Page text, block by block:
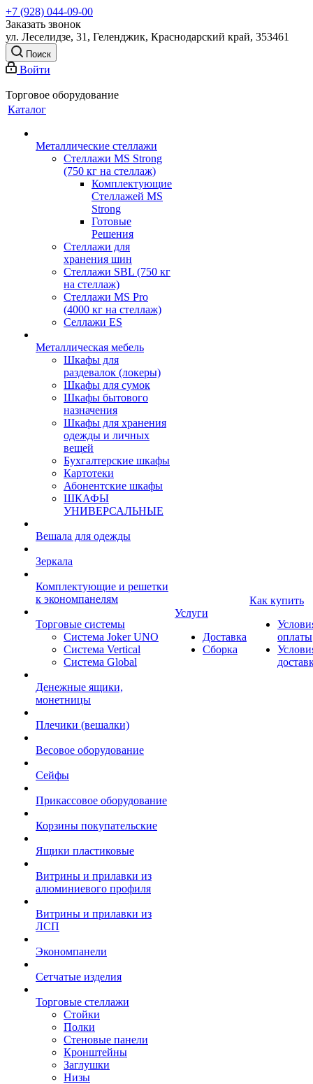
+7 (928) 044-09-00
Заказать звонок
ул. Леселидзе, 31, Геленджик, Краснодарский край, 353461
Поиск
Войти
Торговое оборудование
Каталог
Металлические стеллажи
Стеллажи MS Strong
(750 кг на стеллаж)
Комплектующие
Стеллажей MS
Strong
Готовые
Решения
Стеллажи для
хранения шин
Стеллажи SBL (750 кг
на стеллаж)
Стеллажи MS Pro
(4000 кг на стеллаж)
Селлажи ES
Металлическая мебель
Шкафы для
раздевалок (локеры)
Шкафы для сумок
Шкафы бытового
назначения
Шкафы для хранения
одежды и личных
вещей
Бухгалтерские шкафы
Картотеки
Абонентские шкафы
ШКАФЫ
УНИВЕРСАЛЬНЫЕ
Вешала для одежды
Зеркала
Комплектующие и решетки
к экономпанелям
Торговые системы
Система Joker UNO
Система Vertical
Система Global
Денежные ящики,
монетницы
Плечики (вешалки)
Весовое оборудование
Сейфы
Прикассовое оборудование
Корзины покупательские
Ящики пластиковые
Витрины и прилавки из
алюминиевого профиля
Витрины и прилавки из
ЛСП
Экономпанели
Сетчатые изделия
Торговые стеллажи
Стойки
Полки
Стеновые панели
Кронштейны
Заглушки
Низы
Услуги
Доставка
Сборка
Как купить
оплаты